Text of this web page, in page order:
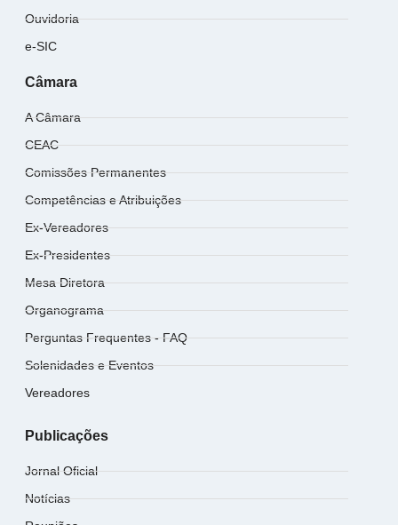
Ouvidoria
e-SIC
Câmara
A Câmara
CEAC
Comissões Permanentes
Competências e Atribuições
Ex-Vereadores
Ex-Presidentes
Mesa Diretora
Organograma
Perguntas Frequentes - FAQ
Solenidades e Eventos
Vereadores
Publicações
Jornal Oficial
Notícias